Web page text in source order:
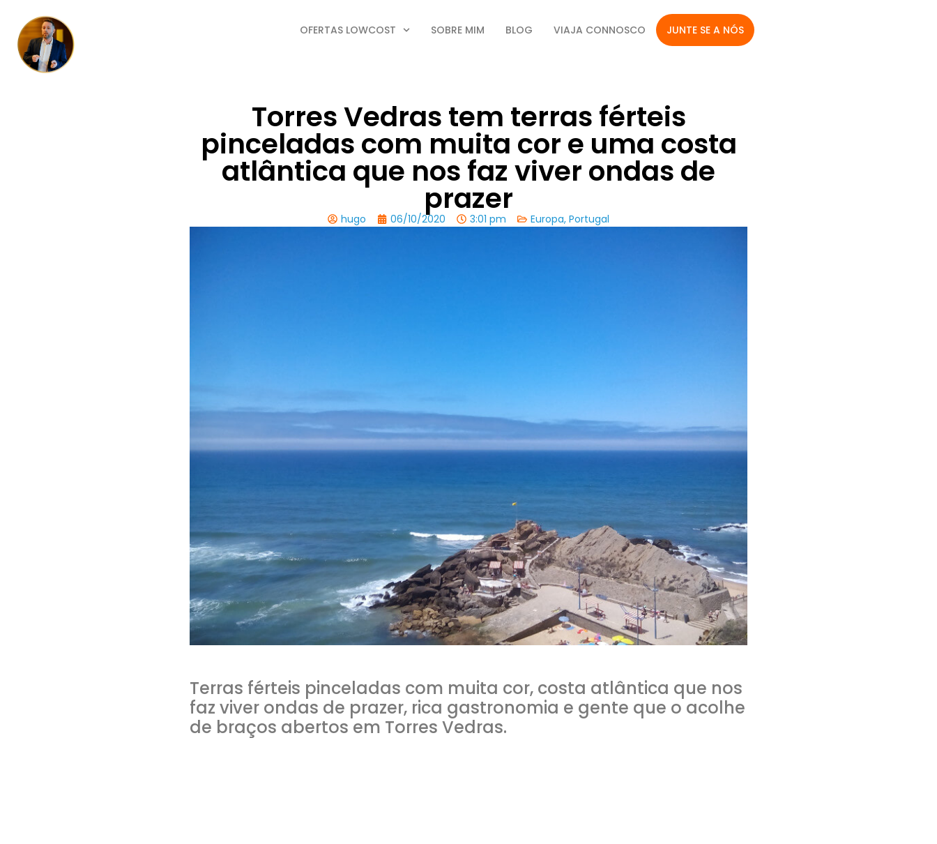
OFERTAS LOWCOST SOBRE MIM BLOG VIAJA CONNOSCO JUNTE SE A NÓS
Torres Vedras tem terras férteis
pinceladas com muita cor e uma costa
atlântica que nos faz viver ondas de
prazer
hugo 06/10/2020 3:01 pm Europa, Portugal
Terras férteis pinceladas com muita cor, costa atlântica que nos
faz viver ondas de prazer, rica gastronomia e gente que o acolhe
de braços abertos em Torres Vedras.